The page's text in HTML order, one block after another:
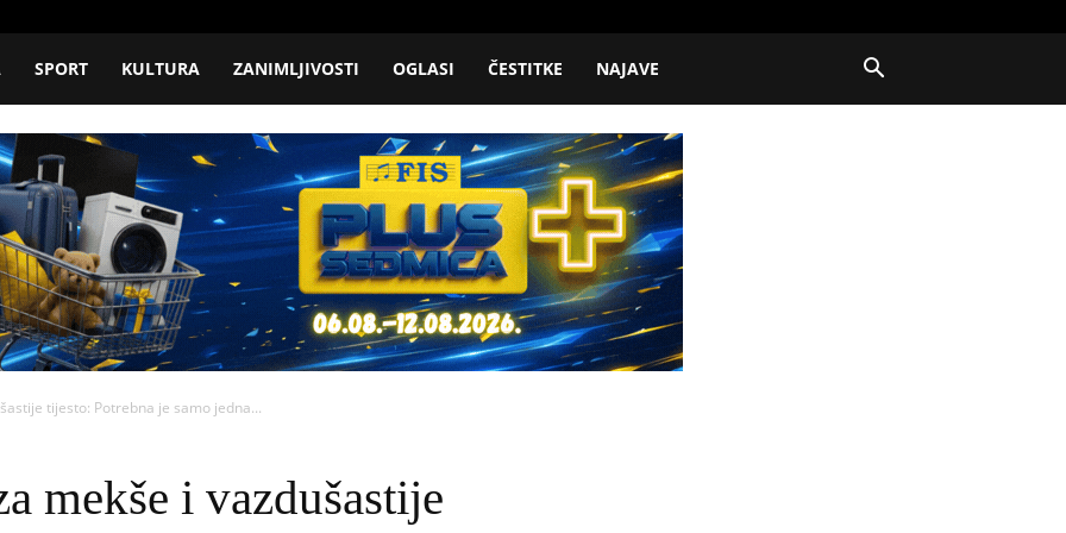
SPORT KULTURA ZANIMLJIVOSTI OGLASI ČESTITKE NAJAVE
tijesto: Potrebna je samo jedna...
mekše i vazdušastije